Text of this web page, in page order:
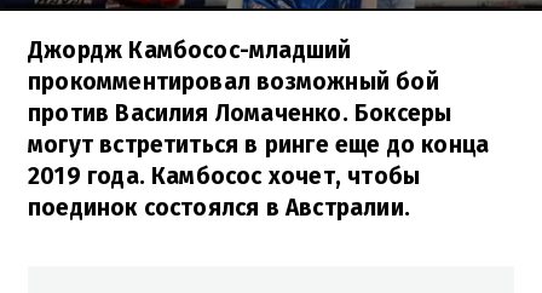
Джордж Камбосос-младший
прокомментировал возможный бой
против Василия Ломаченко. Боксеры
могут встретиться в ринге еще до конца
2019 года. Камбосос хочет, чтобы
поединок состоялся в Австралии.